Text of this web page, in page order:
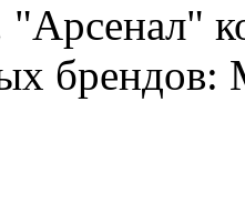
"Арсенал"